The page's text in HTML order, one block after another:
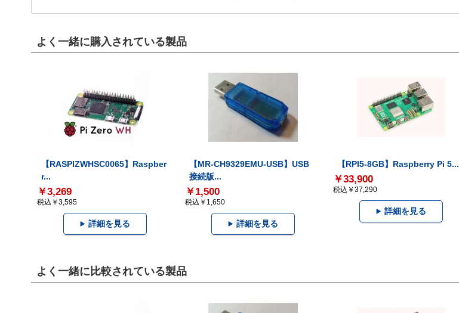
よく一緒に購入されている製品
【RASPIZWHSC0065】Raspber
r...
￥3,269
税込￥3,595
詳細を見る
【MR-CH9329EMU-USB】USB
接続版...
￥1,500
税込￥1,650
詳細を見る
【RPI5-8GB】Raspberry Pi 5...
￥33,900
税込￥37,290
詳細を見る
よく一緒に比較されている製品